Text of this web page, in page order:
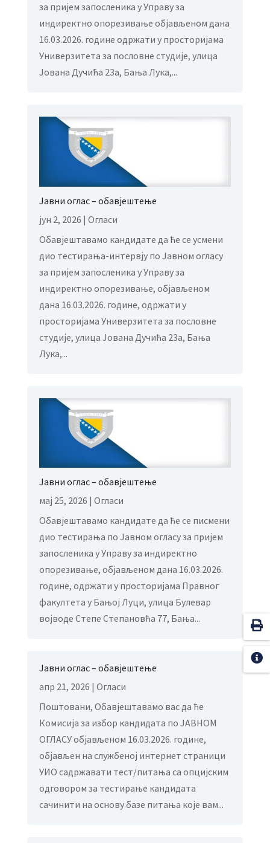
за пријем запосленика у Управу за
индиректно опорезивање објављеном дана
16.03.2026. године одржати у просторијама
Универзитета за пословне студије, улица
Јована Дучића 23а, Бања Лука,...
Јавни оглас – обавјештење
јун 2, 2026 | Огласи
Обавјештавамо кандидате да ће се усмени
дио тестирања-интервју по Јавном огласу
за пријем запосленика у Управу за
индиректно опорезивање, објављеном
дана 16.03.2026. године, одржати у
просторијама Универзитета за пословне
студије, улица Јована Дучића 23а, Бања
Лука,...
Јавни оглас – обавјештење
мај 25, 2026 | Огласи
Обавјештавамо кандидате да ће се писмени
дио тестирања по Јавном огласу за пријем
запосленика у Управу за индиректно
опорезивање, објављеном дана 16.03.2026.
године, одржати у просторијама Правног
факултета у Бањој Луци, улица Булевар
војводе Степе Степановћа 77, Бања...
Јавни оглас – обавјештење
апр 21, 2026 | Огласи
Поштовани, Обавјештавамо вас да ће
Комисија за избор кандидата по ЈАВНОМ
ОГЛАСУ објављеном 16.03.2026. године,
објављен на службеној интернет страници
УИО садржавати тест/питања са опцијским
одговором за тестирање кандидата
сачинити на основу базе питања које вам...